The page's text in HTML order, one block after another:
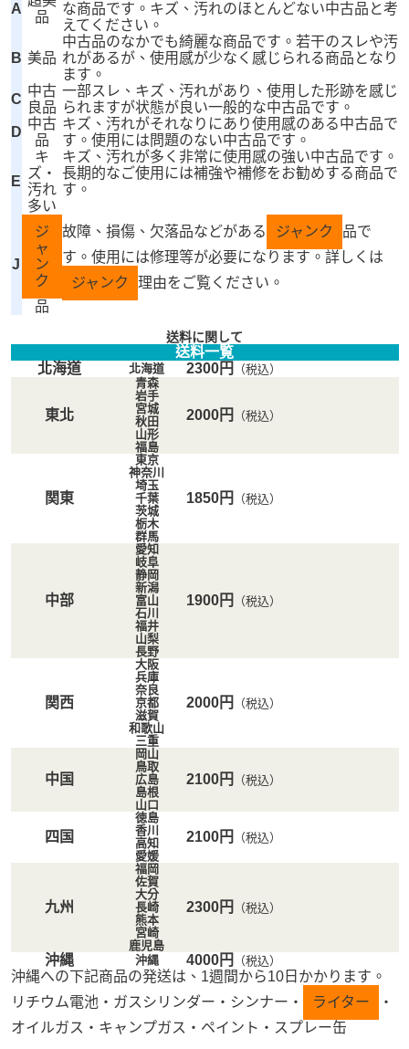
A
品
な商品です。キズ、汚れのほとんどない中古品と考
えてください。
B 美品
中古品のなかでも綺麗な商品です。若干のスレや汚
れがあるが、使用感が少なく感じられる商品となり
ます。
C
中古
良品
一部スレ、キズ、汚れがあり、使用した形跡を感じ
られますが状態が良い一般的な中古品です。
D
中古
品
キズ、汚れがそれなりにあり使用感のある中古品で
す。使用には問題のない中古品です。
E
キ
ズ・
汚れ
多い
キズ、汚れが多く非常に使用感の強い中古品です。
長期的なご使用には補強や補修をお勧めする商品で
す。
J
ジ
ャ
ン
ク
品
故障、損傷、欠落品などがある ジャンク
品で
す。使用には修理等が必要になります。詳しくは
ジャンク
理由をご覧ください。
送料に関して
送料一覧
北海道
北海道 2300円 （税込）
東北
青森
岩手
宮城
秋田
山形
福島
2000円 （税込）
関東
東京
神奈川
埼玉
千葉
茨城
栃木
群馬
1850円 （税込）
中部
愛知
岐阜
静岡
新潟
富山
石川
福井
山梨
長野
1900円 （税込）
関西
大阪
兵庫
奈良
京都
滋賀
和歌山
三重
2000円 （税込）
中国
岡山
鳥取
広島
島根
山口
2100円 （税込）
四国
徳島
香川
高知
愛媛
2100円 （税込）
九州
福岡
佐賀
大分
長崎
熊本
宮崎
鹿児島
2300円 （税込）
沖縄 沖縄 4000円 （税込）
沖縄への下記商品の発送は、1週間から10日かかります。
リチウム電池・ガスシリンダー・シンナー・
ライター
・
オイルガス・キャンプガス・ペイント・スプレー缶